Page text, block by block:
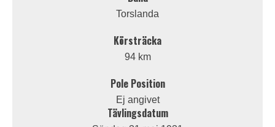
Torslanda
Körsträcka
94 km
Pole Position
Ej angivet
Tävlingsdatum